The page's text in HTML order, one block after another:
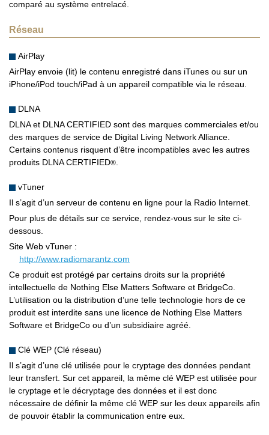
comparé au système entrelacé.
Réseau
AirPlay
AirPlay envoie (lit) le contenu enregistré dans iTunes ou sur un
iPhone/iPod touch/iPad à un appareil compatible via le réseau.
DLNA
DLNA et DLNA CERTIFIED sont des marques commerciales et/ou
des marques de service de Digital Living Network Alliance.
Certains contenus risquent d’être incompatibles avec les autres
produits DLNA CERTIFIED®
vTuner
Il s’agit d’un serveur de contenu en ligne pour la Radio Internet.
Pour plus de détails sur ce service, rendez-vous sur le site ci-
dessous.
Site Web vTuner :
http://www.radiomarantz.com
Ce produit est protégé par certains droits sur la propriété
intellectuelle de Nothing Else Matters Software et BridgeCo.
L’utilisation ou la distribution d’une telle technologie hors de ce
produit est interdite sans une licence de Nothing Else Matters
Software et BridgeCo ou d’un subsidiaire agréé.
Clé WEP (Clé réseau)
Il s’agit d’une clé utilisée pour le cryptage des données pendant
leur transfert. Sur cet appareil, la même clé WEP est utilisée pour
le cryptage et le décryptage des données et il est donc
nécessaire de définir la même clé WEP sur les deux appareils afin
de pouvoir établir la communication entre eux.